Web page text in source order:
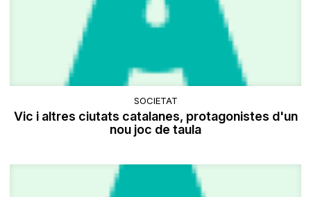
SOCIETAT
Vic i altres ciutats catalanes, protagonistes d'un
nou joc de taula